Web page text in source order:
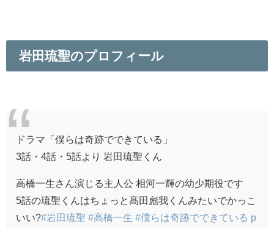
岩田琉聖のプロフィール
ドラマ「僕らは奇跡でできている」
3話・4話・5話より 岩田琉聖くん
高橋一生さん演じる主人公 相河一輝の幼少期役です
5話の琉聖くんはちょっと髙田彪我くんみたいでかっこ
いい?#岩田琉聖 #高橋一生 #僕らは奇跡でできている p